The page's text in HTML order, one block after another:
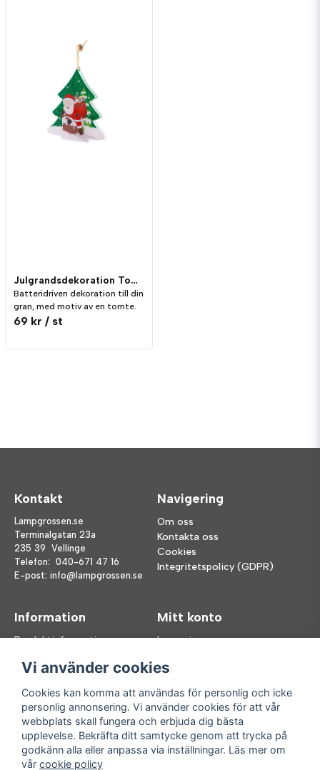
Julgrandsdekoration Tomte
Batteridriven dekoration till din
gran, med motiv av en tomte.
69 kr / st
Kontakt
Lampgrossen.se
Terminalgatan 23a
235 39 Vellinge
Telefon: 040-671 47 16
E-post: info@lampgrossen.se
Navigering
Om oss
Kontakta oss
Cookies
Integritetspolicy (GDPR)
Information
Produktinformation
FAQ
Mitt konto
Logga in
Glömt lösenord?
Följ oss
Facebook
Instagram
Handla enkelt
Vi använder cookies
Cookies kan komma att användas för personlig och icke
personlig annonsering. Vi använder cookies för att vår
webbplats skall fungera och erbjuda dig bästa
upplevelse. Bekräfta ditt samtycke genom att trycka på
godkänn alla eller anpassa via inställningar. Läs mer om
vår cookie policy